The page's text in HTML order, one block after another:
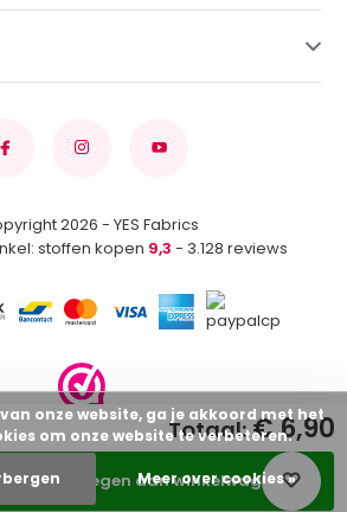
Toevoegen aan winkelwagen
Totaal:€ 6,90
2026 - YES Fabrics
stoffen kopen 9,3 - 3.128 reviews
onze website, ga je akkoord met het
om onze website te verbeteren.
Meer over cookies »